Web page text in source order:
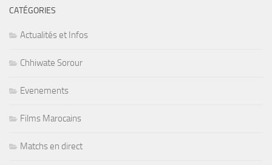
CATÉGORIES
Actualités et Infos
Chhiwate Sorour
Evenements
Films Marocains
Matchs en direct